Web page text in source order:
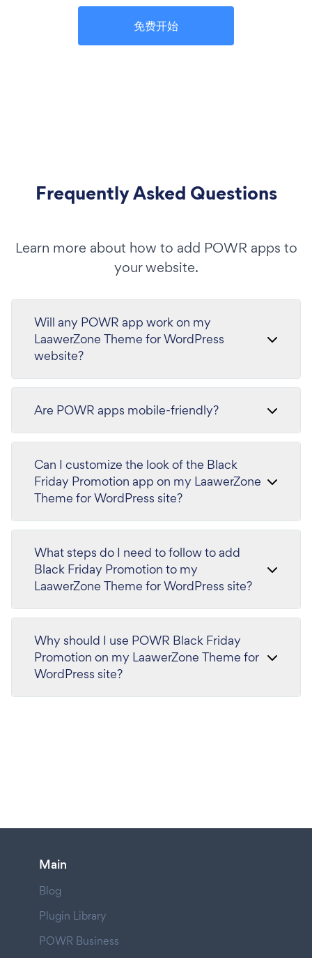
免费开始
Frequently Asked Questions
Learn more about how to add POWR apps to
your website.
Will any POWR app work on my
LaawerZone Theme for WordPress
website?
Are POWR apps mobile-friendly?
Can I customize the look of the Black
Friday Promotion app on my LaawerZone
Theme for WordPress site?
What steps do I need to follow to add
Black Friday Promotion to my
LaawerZone Theme for WordPress site?
Why should I use POWR Black Friday
Promotion on my LaawerZone Theme for
WordPress site?
Main
Blog
Plugin Library
POWR Business